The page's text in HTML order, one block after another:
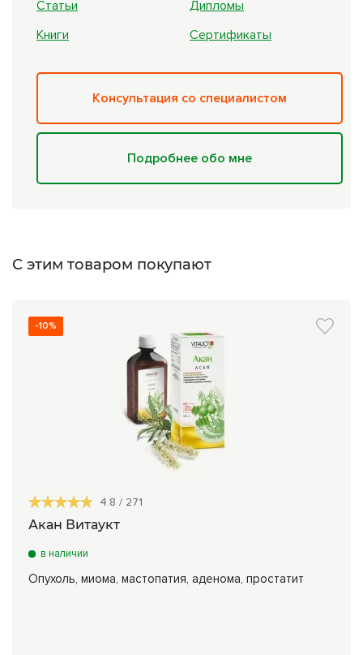
Статьи
Дипломы
Книги
Сертификаты
Консультация со специалистом
Подробнее обо мне
С этим товаром покупают
-10%
4.8 / 271
Акан Витаукт
в наличии
Опухоль, миома, мастопатия, аденома, простатит